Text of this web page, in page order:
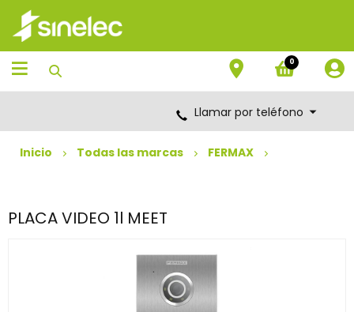
Saltar
contenido
Saltar
menú
de
navegación
0
Llamar por teléfono
Inicio Todas las marcas FERMAX
PLACA VIDEO 1l MEET